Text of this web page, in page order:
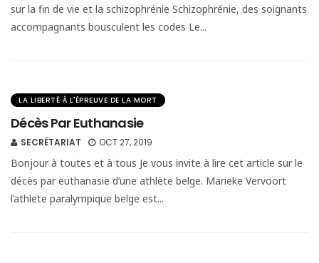
sur la fin de vie et la schizophrénie Schizophrénie, des soignants
accompagnants bousculent les codes Le...
LA LIBERTÉ À L'ÉPREUVE DE LA MORT
Décès Par Euthanasie
SECRÉTARIAT OCT 27, 2019
Bonjour à toutes et à tous Je vous invite à lire cet article sur le
décès par euthanasie d’une athlète belge. Marieke Vervoort
l’athlete paralympique belge est...